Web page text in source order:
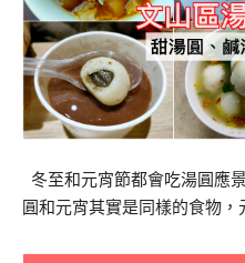
冬至和元宵節都會吃湯圓應
圓和元宵其實是同樣的食物